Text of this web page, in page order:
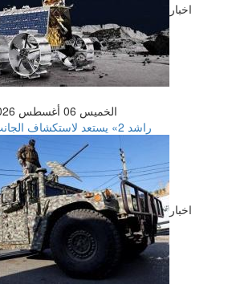
اخبار
الخميس 06 أغسطس 2026 02:14 صباحاً
«راشد 2» يستعد لاستكشاف الجانب البعيد من القمر
اخبار